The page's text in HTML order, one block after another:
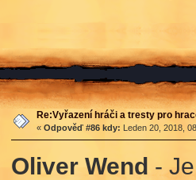
Re:Vyřazení hráči a tresty pro
« Odpověď #86 kdy: Leden 20, 2018,
Oliver Wend -